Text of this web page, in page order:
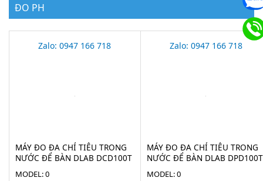
ĐO PH
Zalo: 0947 166 718
MÁY ĐO ĐA CHỈ TIÊU TRONG
NƯỚC ĐỂ BÀN DLAB DCD100T
MODEL: 0
Zalo: 0947 166 718
MÁY ĐO ĐA CHỈ TIÊU TRONG
NƯỚC ĐỂ BÀN DLAB DPD100T
MODEL: 0